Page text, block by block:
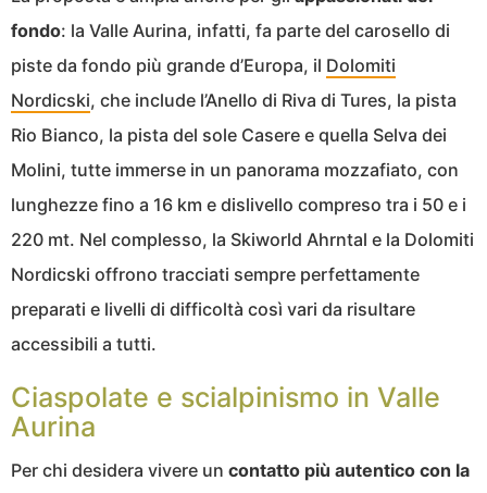
fondo: la Valle Aurina, infatti, fa parte del carosello di
piste da fondo più grande d’Europa, il Dolomiti
Nordicski, che include l’Anello di Riva di Tures, la pista
Rio Bianco, la pista del sole Casere e quella Selva dei
Molini, tutte immerse in un panorama mozzafiato, con
lunghezze fino a 16 km e dislivello compreso tra i 50 e i
220 mt. Nel complesso, la Skiworld Ahrntal e la Dolomiti
Nordicski offrono tracciati sempre perfettamente
preparati e livelli di difficoltà così vari da risultare
accessibili a tutti.
Ciaspolate e scialpinismo in Valle
Aurina
Per chi desidera vivere un contatto più autentico con la